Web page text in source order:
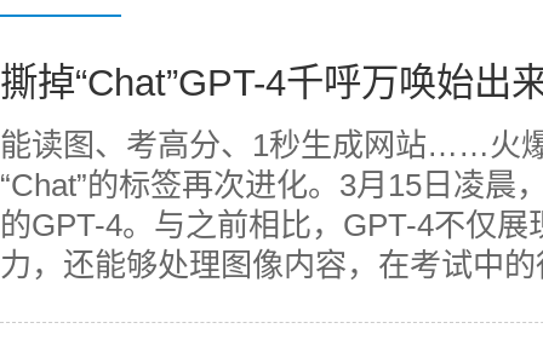
撕掉“Chat”GPT-4千呼万唤始出
能读图、考高分、1秒生成网站……火
“Chat”的标签再次进化。3月15日凌晨
的GPT-4。与之前相比，GPT-4不仅
力，还能够处理图像内容，在考试中